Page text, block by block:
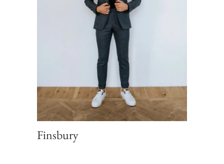
Finsbury